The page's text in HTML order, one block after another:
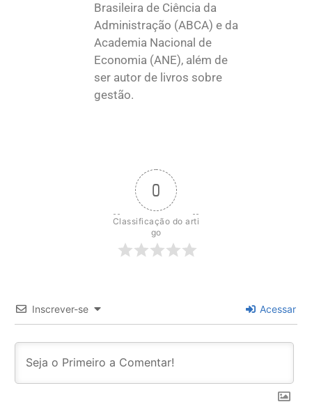
Brasileira de Ciência da
Administração (ABCA) e da
Academia Nacional de
Economia (ANE), além de
ser autor de livros sobre
gestão.
0
Classificação do arti
go
Inscrever-se Acessar